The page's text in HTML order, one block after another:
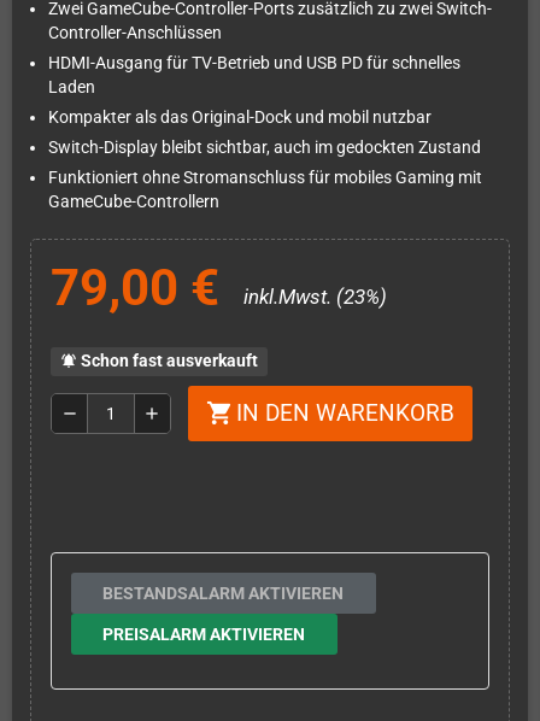
Zwei GameCube-Controller-Ports zusätzlich zu zwei Switch-
Controller-Anschlüssen
HDMI-Ausgang für TV-Betrieb und USB PD für schnelles
Laden
Kompakter als das Original-Dock und mobil nutzbar
Switch-Display bleibt sichtbar, auch im gedockten Zustand
Funktioniert ohne Stromanschluss für mobiles Gaming mit
GameCube-Controllern
79,00 € inkl.Mwst. (23%)
notifications_active Schon fast ausverkauft
remove add shopping_cart IN DEN WARENKORB
BESTANDSALARM AKTIVIEREN
PREISALARM AKTIVIEREN